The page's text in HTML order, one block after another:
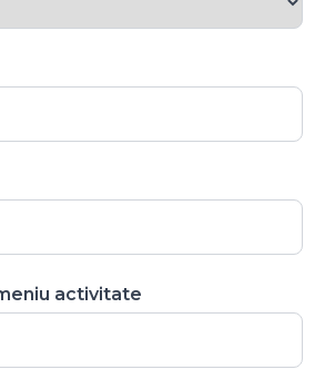
activitate